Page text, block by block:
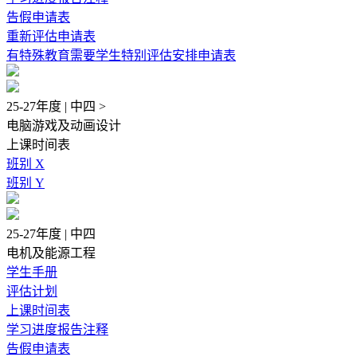
告假申请表
重新评估申请表
有特殊教育需要学生特别评估安排申请表
25-27年度 | 中四 >
电脑游戏及动画设计
上课时间表
班别 X
班别 Y
25-27年度 | 中四
电机及能源工程
学生手册
评估计划
上课时间表
学习进度报告注释
告假申请表